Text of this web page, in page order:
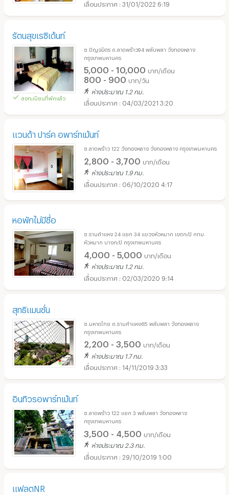
31/01/2022 6:19
รัตนสุขเรซิเด้นท์
ลงทะเบียนที่พักแล้ว
ซ.ปัญจมิตร ถ.ลาดพร้าว94 พลับพลา วังทองหลาง
กรุงเทพมหานคร
5,000 - 10,000 บาท/เดือน
800 - 900 บาท/วัน
ห่างประมาณ 1.2 กม.
04/03/2021 3:20
แวนด้า ปาร์ค อพาร์ทเม้นท์
ซ.ลาดพร้าว 122 วังทองหลาง วังทองหลาง กรุงเทพมหานคร
2,800 - 3,700 บาท/เดือน
ห่างประมาณ 1.9 กม.
06/10/2020 4:17
หอพักไม่มีชื่อ
ซ.รามคำแหง 24 แยก 34 แขวงหัวหมาก เขตกะปิ กทม.
หัวหมาก บางกะปิ กรุงเทพมหานคร
4,000 - 5,000 บาท/เดือน
ห่างประมาณ 1.2 กม.
02/03/2020 9:14
สุทธิแมนชั่น
ซ.มหาดไทย ถ.รามคำแหง65 พลับพลา วังทองหลาง
กรุงเทพมหานคร
2,200 - 3,500 บาท/เดือน
ห่างประมาณ 1.7 กม.
14/11/2019 3:33
อินทิวรอพาร์ทเม้นท์
ซ.ลาดพร้าว 122 แยก 3 พลับพลา วังทองหลาง
กรุงเทพมหานคร
3,500 - 4,500 บาท/เดือน
ห่างประมาณ 2.3 กม.
29/10/2019 1:00
แฟลตNR